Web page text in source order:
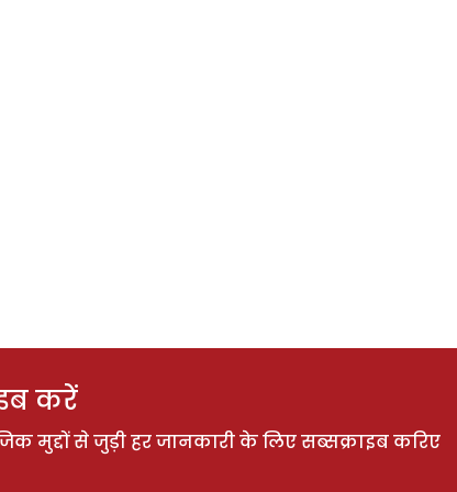
करें
मुद्दों से जुड़ी हर जानकारी के लिए सब्सक्राइब करिए